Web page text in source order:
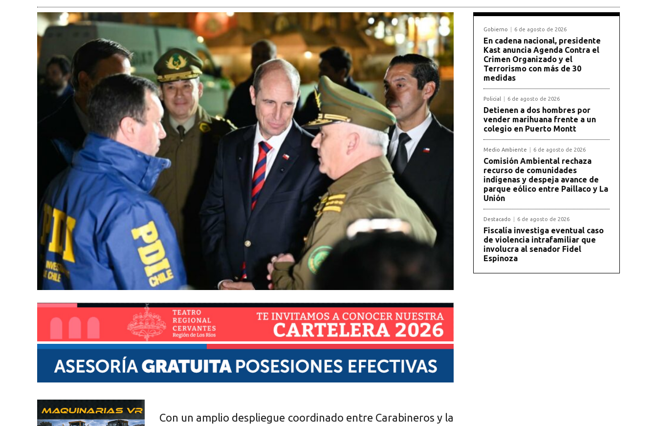
Con un amplio despliegue coordinado entre Carabineros y la
Gobierno 6 de agosto de 2026
En cadena nacional, presidente
Kast anuncia Agenda Contra el
Crimen Organizado y el
Terrorismo con más de 30
medidas
Policial 6 de agosto de 2026
Detienen a dos hombres por
vender marihuana frente a un
colegio en Puerto Montt
Medio Ambiente 6 de agosto de 2026
Comisión Ambiental rechaza
recurso de comunidades
indígenas y despeja avance de
parque eólico entre Paillaco y La
Unión
Destacado 6 de agosto de 2026
Fiscalía investiga eventual caso
de violencia intrafamiliar que
involucra al senador Fidel
Espinoza